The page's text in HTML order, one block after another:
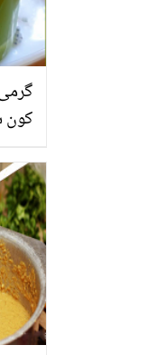
کون